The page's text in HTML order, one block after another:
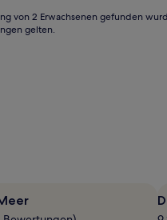
2 Erwachsenen gefunden
gelten.